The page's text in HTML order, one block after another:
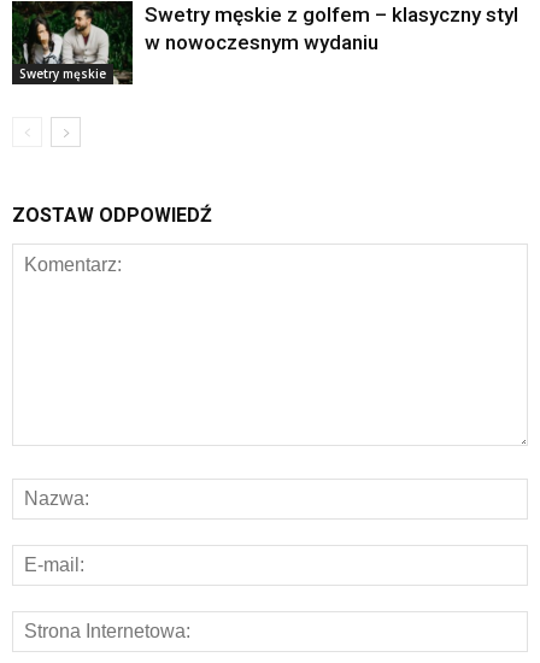
Swetry męskie
Swetry męskie z golfem – klasyczny styl
w nowoczesnym wydaniu
ZOSTAW ODPOWIEDŹ